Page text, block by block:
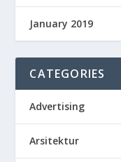
January 2019
CATEGORIES
Advertising
Arsitektur